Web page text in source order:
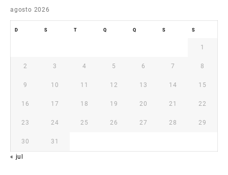
agosto 2026
D S T Q Q S S
1
2 3 4 5 6 7 8
9 10 11 12 13 14 15
16 17 18 19 20 21 22
23 24 25 26 27 28 29
30 31
« jul